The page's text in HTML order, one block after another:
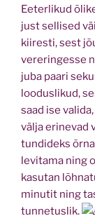
Eeterlikud
just sellised
kiiresti, sest
vereringesse
juba paari
looduslikud,
saad ise
välja erinevad
tundideks
levitama ning
kasutan
minutit ning
tunnetuslik.